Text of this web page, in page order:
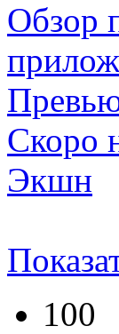
Обзор
Скоро
Экшн
100